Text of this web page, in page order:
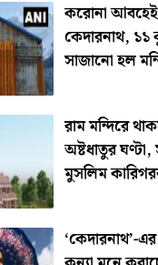
করোনা
কেদারনাথ, ১১
সাজানো হল
রাম মন্দিরে
অষ্টধাতুর
মুসলিম
‘কেদারনাথ’-